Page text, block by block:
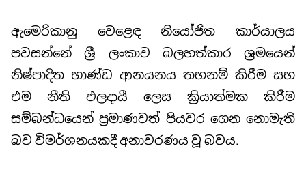
ඇමෙරිකානු වෙළෙඳ නියෝජිත කාර්යාලය
පවසන්නේ ශ්‍රී ලංකාව බලහත්කාර ශ්‍රමයෙන්
නිෂ්පාදිත භාණ්ඩ ආනයනය තහනම් කිරීම සහ
එම නීති ඵලදායී ලෙස ක්‍රියාත්මක කිරීම
සම්බන්ධයෙන් ප්‍රමාණවත් පියවර ගෙන නොමැති
බව විමර්ශනයකදී අනාවරණය වූ බවය.